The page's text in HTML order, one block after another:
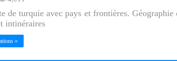
de turquie avec pays et frontières.
intinéraires
»